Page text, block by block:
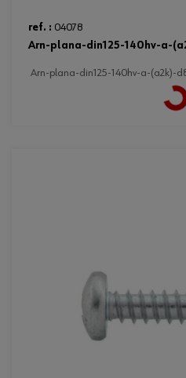
ref. : 04078
arn-plana-din125-140hv-a-
arn-plana-din125-140hv-a-(a2k)-